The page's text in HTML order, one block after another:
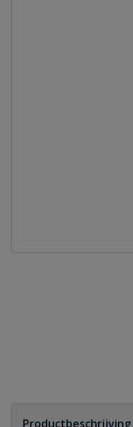
Productbeschrijving